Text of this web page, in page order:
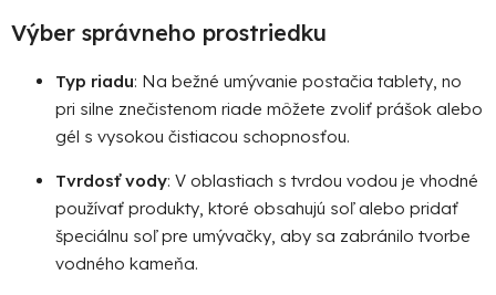
Výber správneho prostriedku
Typ riadu: Na bežné umývanie postačia tablety, no
pri silne znečistenom riade môžete zvoliť prášok alebo
gél s vysokou čistiacou schopnosťou.
Tvrdosť vody: V oblastiach s tvrdou vodou je vhodné
používať produkty, ktoré obsahujú soľ alebo pridať
špeciálnu soľ pre umývačky, aby sa zabránilo tvorbe
vodného kameňa.